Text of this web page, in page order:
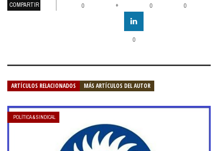
COMPARTIR 0 + 0 0
0
ARTÍCULOS RELACIONADOS MÁS ARTÍCULOS DEL AUTOR
POLÍTICA & SINDICAL